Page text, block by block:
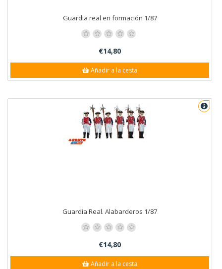
Guardia real en formación 1/87
€14,80
Añadir a la cesta
Guardia Real. Alabarderos 1/87
€14,80
Añadir a la cesta